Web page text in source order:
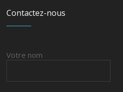
Contactez-nous
Votre nom